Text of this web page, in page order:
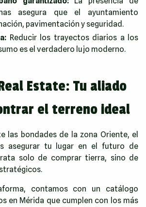
asegura que el ayuntamiento
pavimentación y seguridad.
Reducir los trayectos diarios a los
es el verdadero lujo moderno.
Estate: Tu aliado
el terreno ideal
las bondades de la zona Oriente, el
asegurar tu lugar en el futuro de
solo de comprar tierra, sino de
contamos con un catálogo
en Mérida que cumplen con los más